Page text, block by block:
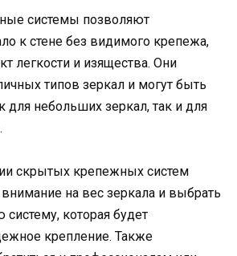
системы позволяют
к стене без видимого крепежа,
легкости и изящества. Они
типов зеркал и могут быть
для небольших зеркал, так и для
скрытых крепежных систем
внимание на вес зеркала и выбрать
которая будет
крепление. Также